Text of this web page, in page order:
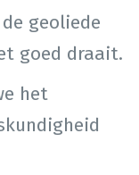
geoliede
goed draait.
het